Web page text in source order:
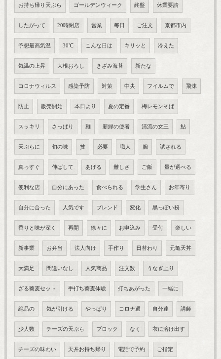
お持ち帰り天ぷら ゴールデンウィーク 終盤 休業要請
したがって 20時閉店 営業 毎日 ご注文 京都市内
予想最高気温 30℃ こんな日は キリッと 冷えた
気温の上昇 大根おろし きざみ海苔 新たな
コロナウィルス 感染予防 対策 中央 フイルムで 飛沫
防止 販売開始 本日より 夏の定番 梅レモンそば
スッキリ さっぱり 麺 新緑の使者 清流の女王 鮎
天ぷらに 旬の味 技 必要 職人 腕 試される
真っすぐ 伸ばして あげる 難しさ ご飯 量が選べる
便利な店 自分にあった 食べられる 学生さん お年寄り
自分に合った 人気です ブレンド 変化 黒っぽい粉
香りと味が深く 再開 徐々に お申込み 受付 楽しい
新事業 お弁当 法人向け 手作り 日替わり 元亀天丼
大満足 間違いなし 人気商品 注文数 うなぎ上り
ざる蕎麦セット 手打ち蕎麦体験 打ちあがった 一緒に
絶品の 気が引ける やっぱり コロナ過 自分達 講師
少人数 チーズの天ぷら ブロック なく 衣に溶け出す
チーズの味わい 天丼お持ち帰り 電話で予約 ご指定